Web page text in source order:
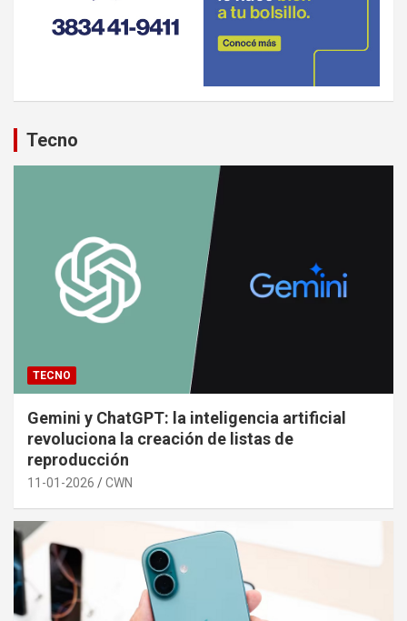
Tecno
TECNO
Gemini y ChatGPT: la inteligencia artificial
revoluciona la creación de listas de
reproducción
11-01-2026 CWN